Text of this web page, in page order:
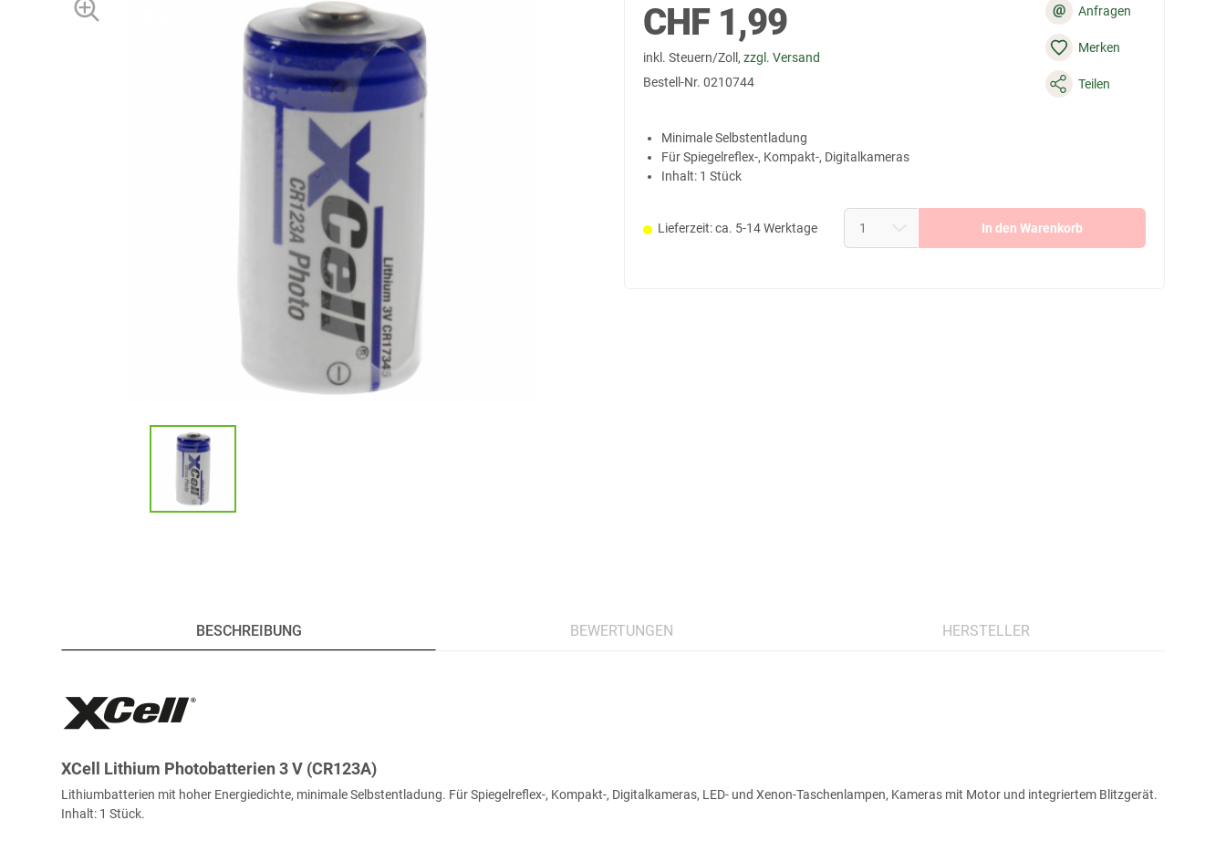
CHF1,99
inkl. Steuern/Zoll, zzgl. Versand
Bestell-Nr. 0210744
Anfragen
@
Merken
Teilen
Minimale Selbstentladung
Für Spiegelreflex-, Kompakt-, Digitalkameras
Inhalt: 1 Stück
Lieferzeit: ca. 5-14 Werktage In den Warenkorb
BESCHREIBUNG BEWERTUNGEN HERSTELLER
XCell Lithium Photobatterien 3 V (CR123A)
Lithiumbatterien mit hoher Energiedichte, minimale Selbstentladung. Für Spiegelreflex-, Kompakt-, Digitalkameras, LED- und Xenon-Taschenlampen, Kameras mit Motor und integriertem Blitzgerät.
Inhalt: 1 Stück.